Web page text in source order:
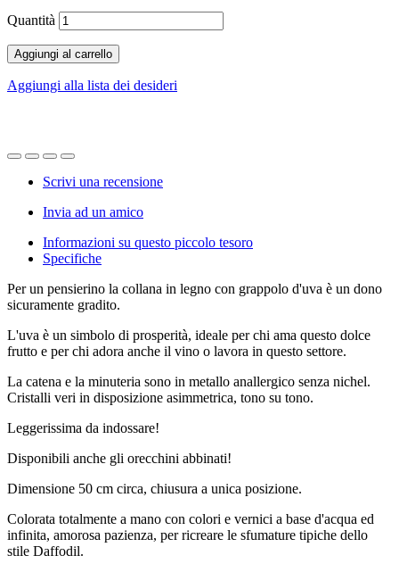
Quantità
Aggiungi al carrello
Aggiungi alla lista dei desideri
Scrivi una recensione
Invia ad un amico
Informazioni su questo piccolo tesoro
Specifiche
Per un pensierino la collana in legno con grappolo d'uva è un dono
sicuramente gradito.
L'uva è un simbolo di prosperità, ideale per chi ama questo dolce
frutto e per chi adora anche il vino o lavora in questo settore.
La catena e la minuteria sono in metallo anallergico senza nichel.
Cristalli veri in disposizione asimmetrica, tono su tono.
Leggerissima da indossare!
Disponibili anche gli orecchini abbinati!
Dimensione 50 cm circa, chiusura a unica posizione.
Colorata totalmente a mano con colori e vernici a base d'acqua ed
infinita, amorosa pazienza, per ricreare le sfumature tipiche dello
stile Daffodil.